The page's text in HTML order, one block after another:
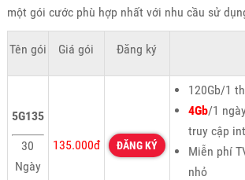
một gói cước phù hợp nhất với nhu cầu sử
Tên gói Giá gói Đăng ký
5G135
30
Ngày
135.000đ ĐĂNG KÝ
120Gb/1
4Gb/1
truy cập
Miễn phí
nhỏ